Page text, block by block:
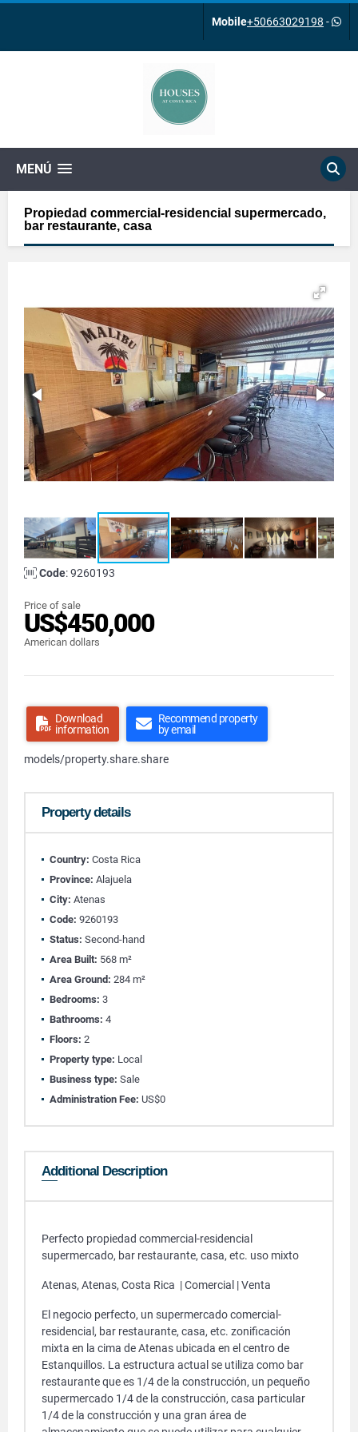
Mobile+50663029198 -
MENÚ
Propiedad commercial-residencial supermercado,
bar restaurante, casa
Code: 9260193
Price of sale
US$450,000
American dollars
Download
information
Recommend property
by email
models/property.share.share
Property details
Country: Costa Rica
Province: Alajuela
City: Atenas
Code: 9260193
Status: Second-hand
Area Built: 568 m²
Area Ground: 284 m²
Bedrooms: 3
Bathrooms: 4
Floors: 2
Property type: Local
Business type: Sale
Administration Fee: US$0
Additional Description
Perfecto propiedad commercial-residencial
supermercado, bar restaurante, casa, etc. uso mixto
Atenas, Atenas, Costa Rica | Comercial | Venta
El negocio perfecto, un supermercado comercial-
residencial, bar restaurante, casa, etc. zonificación
mixta en la cima de Atenas ubicada en el centro de
Estanquillos. La estructura actual se utiliza como bar
restaurante que es 1/4 de la construcción, un pequeño
supermercado 1/4 de la construcción, casa particular
1/4 de la construcción y una gran área de